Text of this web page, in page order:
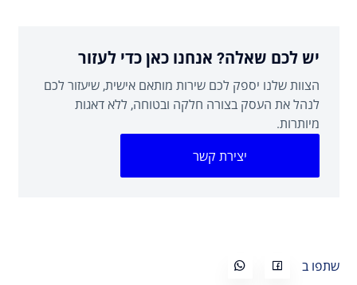
יש לכם שאלה? אנחנו כאן כדי לעזור
הצוות שלנו יספק לכם שירות מותאם אישית, שיעזור לכם
לנהל את העסק בצורה חלקה ובטוחה, ללא דאגות
מיותרות.
יצירת קשר
שתפו ב